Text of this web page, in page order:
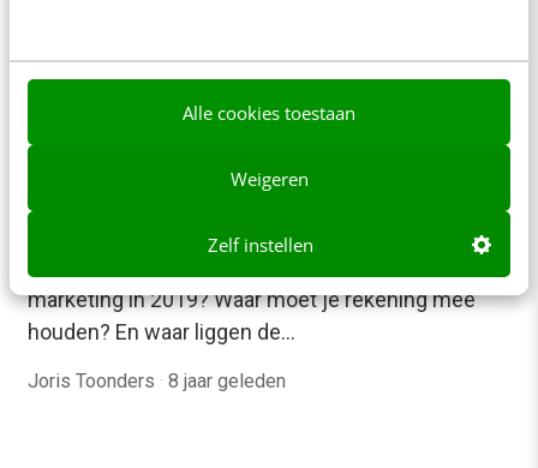
Alle cookies toestaan
Weigeren
Zelf instellen
Online marketing: een terugblik & de trends
Wat gaat er gebeuren op het vlak van digital
marketing in 2019? Waar moet je rekening mee
houden? En waar liggen de…
Joris Toonders · 8 jaar geleden